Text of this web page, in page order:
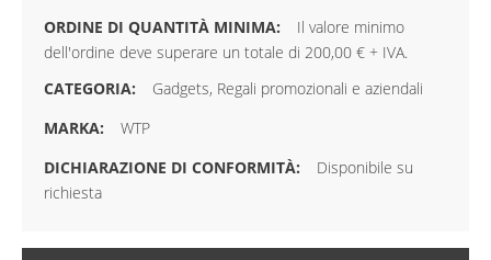
Il valore minimo
dell'ordine deve superare un totale di 200,00 € + IVA.
Gadgets, Regali promozionali e aziendali
WTP
Disponibile su
richiesta